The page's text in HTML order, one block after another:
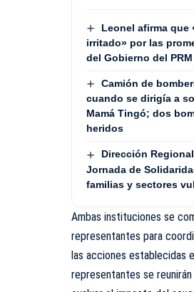
Leonel afirma que
irritado» por las
del Gobierno del PRM
Camión de
cuando se dirigía a
Mamá Tingó; dos
heridos
Dirección
Jornada de
familias y sectores
Ambas instituciones se
representantes para
las acciones establecidas
representantes se